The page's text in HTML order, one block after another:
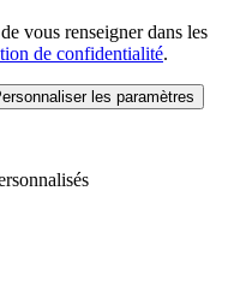
vous renseigner dans les
de confidentialité.
les paramètres